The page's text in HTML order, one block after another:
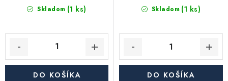
Skladom (1 ks)
DO KOŠÍKA
Skladom (1 ks)
DO KOŠÍKA